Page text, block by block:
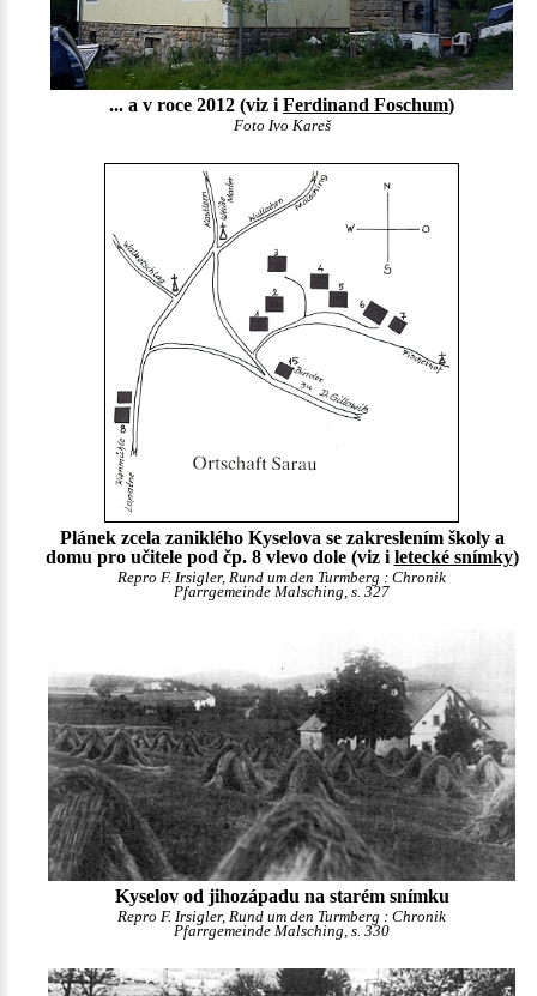
... a v roce 2012 (viz i Ferdinand Foschum)
Foto Ivo Kareš
Plánek zcela zaniklého Kyselova se zakreslením školy a
domu pro učitele pod čp. 8 vlevo dole (viz i letecké snímky)
Repro F. Irsigler, Rund um den Turmberg : Chronik
Pfarrgemeinde Malsching, s. 327
Kyselov od jihozápadu na starém snímku
Repro F. Irsigler, Rund um den Turmberg : Chronik
Pfarrgemeinde Malsching, s. 330